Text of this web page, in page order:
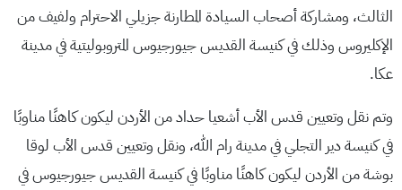
الثالث، ومشاركة أصحاب السيادة المطارنة جزيلي الاحترام ولفيف من
الإكليروس وذلك في كنيسة القديس جيورجيوس المتروبوليتية في مدينة
عكا.
وتم نقل وتعيين قدس الأب أشعيا حداد من الأردن ليكون كاهنًا مناوبًا
في كنيسة دير التجلي في مدينة رام الله، ونقل وتعيين قدس الأب لوقا
بوشة من الأردن ليكون كاهنًا مناوبًا في كنيسة القديس جيورجيوس في